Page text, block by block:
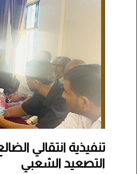
تنفيذية انتقالي
التصعيد الشعبي